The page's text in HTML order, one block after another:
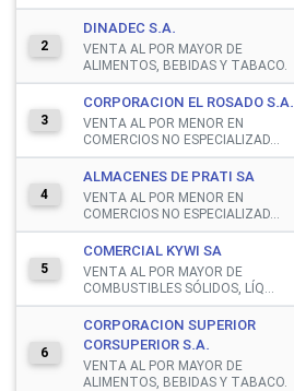
2
DINADEC S.A.
VENTA AL POR MAYOR DE
ALIMENTOS, BEBIDAS Y TABACO.
3
CORPORACION EL ROSADO S.A.
VENTA AL POR MENOR EN
COMERCIOS NO ESPECIALIZAD...
4
ALMACENES DE PRATI SA
VENTA AL POR MENOR EN
COMERCIOS NO ESPECIALIZAD...
5
COMERCIAL KYWI SA
VENTA AL POR MAYOR DE
COMBUSTIBLES SÓLIDOS, LÍQ...
6
CORPORACION SUPERIOR
CORSUPERIOR S.A.
VENTA AL POR MAYOR DE
ALIMENTOS, BEBIDAS Y TABACO.